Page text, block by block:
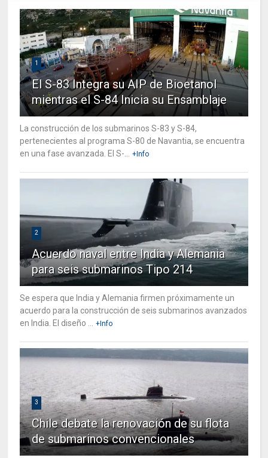
1
El S-83 Integra su AIP de Bioetanol
mientras el S-84 Inicia su Ensamblaje
La construcción de los submarinos S-83 y S-84,
pertenecientes al programa S-80 de Navantia, se encuentra
en una fase avanzada. El S-...
+Info
2
Acuerdo naval entre India y Alemania
para seis submarinos Tipo 214
Se espera que India y Alemania firmen próximamente un
acuerdo para la construcción de seis submarinos avanzados
en India. El diseño ...
+Info
3
Chile debate la renovación de su flota
de submarinos convencionales